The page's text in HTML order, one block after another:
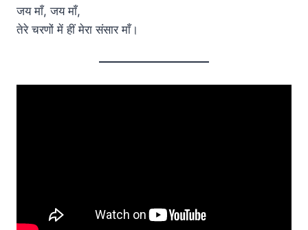
जय माँ, जय माँ,
तेरे चरणों में हीं मेरा संसार माँ।